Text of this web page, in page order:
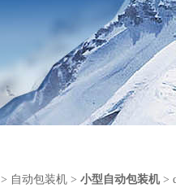
> 自动包装机 > 小型自动包装机>